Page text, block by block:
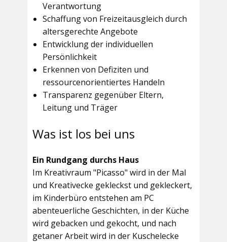
Verantwortung
Schaffung von Freizeitausgleich durch
altersgerechte Angebote
Entwicklung der individuellen
Persönlichkeit
Erkennen von Defiziten und
ressourcenorientiertes Handeln
Transparenz gegenüber Eltern,
Leitung und Träger
Was ist los bei uns
Ein Rundgang durchs Haus
Im Kreativraum "Picasso" wird in der Mal
und Kreativecke gekleckst und gekleckert,
im Kinderbüro entstehen am PC
abenteuerliche Geschichten, in der Küche
wird gebacken und gekocht, und nach
getaner Arbeit wird in der Kuschelecke